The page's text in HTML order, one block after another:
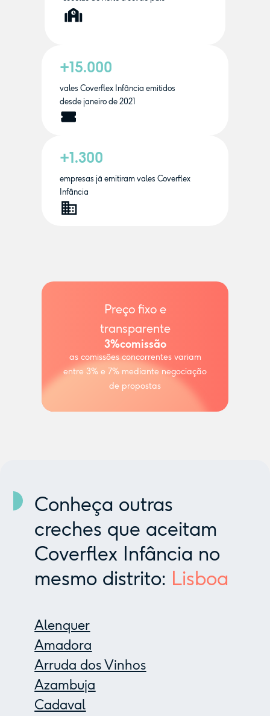
+15.000
vales Coverflex Infância emitidos
desde janeiro de 2021
+1.300
empresas já emitiram vales Coverflex
Infância
Preço fixo e
transparente
3%comissão
as comissões concorrentes variam
entre 3% e 7% mediante negociação
de propostas
Conheça outras
creches que aceitam
Coverflex Infância no
mesmo distrito: Lisboa
Alenquer
Amadora
Arruda dos Vinhos
Azambuja
Cadaval